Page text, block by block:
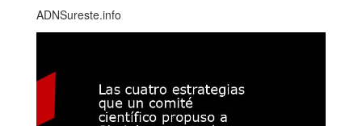
ADNSureste.info